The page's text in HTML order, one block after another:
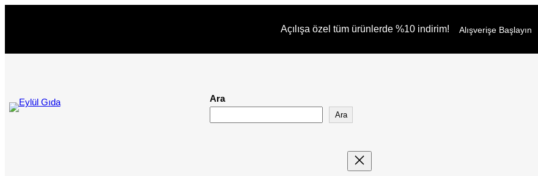
Açılışa özel tüm ürünlerde %10 indirim! Alışverişe Başlayın
Ara
Ara